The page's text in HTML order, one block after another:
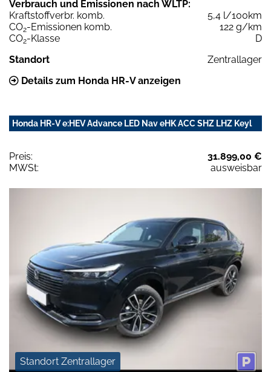
Verbrauch und Emissionen nach WLTP:
Kraftstoffverbr. komb.
5,4 l/100km
CO2-Emissionen komb.
122 g/km
CO2-Klasse
D
Standort
Zentrallager
Details zum Honda HR-V anzeigen
Honda HR-V e:HEV Advance LED Nav eHK ACC SHZ LHZ Keyl
Preis:
31.899,00 €
MWSt:
ausweisbar
Standort Zentrallager